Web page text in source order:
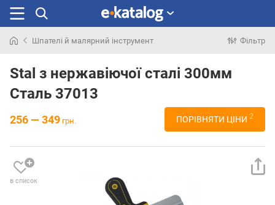
раніше
Шпателі й малярний інструмент Фільтр
Stal з нержавіючої сталі 300мм
Сталь 37013
256 — 349 грн. ПОРІВНЯТИ ЦІНИ 2
в список